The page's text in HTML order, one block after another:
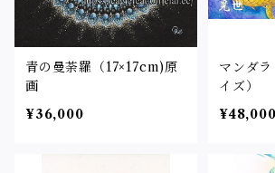
青の曼荼羅（17×17cm)原
画
¥36,000
マンダ
イズ）
¥48,000